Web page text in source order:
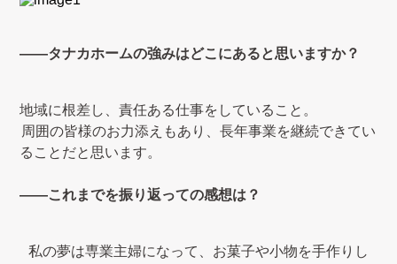
――タナカホームの強みはどこにあると思いますか？
地域に根差し、責任ある仕事をしていること。
周囲の皆様のお力添えもあり、長年事業を継続できてい
ることだと思います。
――これまでを振り返っての感想は？
私の夢は専業主婦になって、お菓子や小物を手作りし